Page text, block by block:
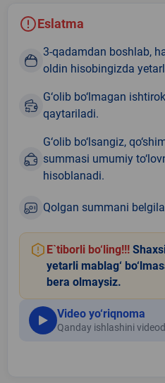
Eslatma
3-qadamdan boshlab,
oldin hisobingizda
G‘olib bo‘lmagan
qaytariladi.
G‘olib bo‘lsangiz,
summasi umumiy
hisoblanadi.
Qolgan summani
E`tiborli bo‘ling!!!
yetarli mablag‘
bera olmaysiz.
Video yo‘riqnoma
Qanday ishlashini